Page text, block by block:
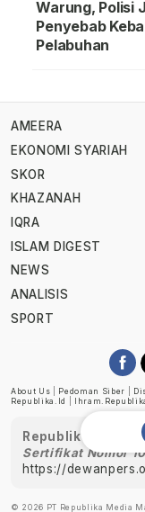
Warung, Polisi
Penyebab
Pelabuhan
AMEERA
EKONOMI SYARIAH
SKOR
KHAZANAH
IQRA
ISLAM DIGEST
NEWS
ANALISIS
SPORT
About Us Pedoman Siber
Republika.id
Republika telah
Sertifikat Nomor
https://
© 2026 PT Republika Media